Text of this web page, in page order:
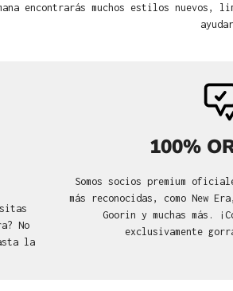
encontrarás muchos estilos
No
la
100%
Somos socios premium
más reconocidas, como New
Goorin y muchas más.
exclusivamente